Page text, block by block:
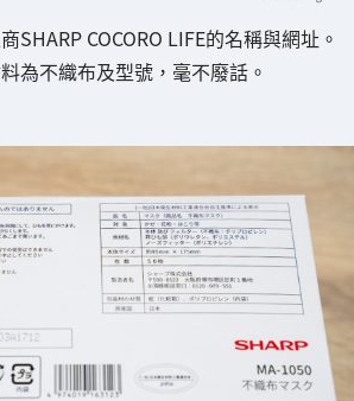
SHARP COCORO LIFE的名稱與網址。
為不織布及型號，毫不廢話。